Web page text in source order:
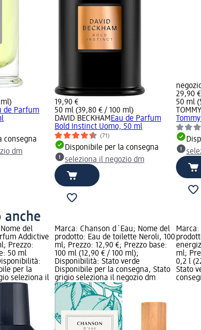
de Parfum
consegna
dm
19,90 €
50 ml (39,80 € / 100 ml)
DAVID BECKHAM Eau de Parfum
Bold Instinct Uomo, 50 ml
(71)
Disponibile per la consegna
seleziona il negozio dm
29,90 €
50 ml
anche
del
Addictive
Prezzo:
50 ml
per la
seleziona il
Marca: Chanson d´Eau; Nome del
prodotto: Eau de toilette Neroli, 100
ml; Prezzo: 12,90 €; Prezzo base:
100 ml (12,90 € / 100 ml);
Disponibilità: Stato verde
Disponibile per la consegna, Stato
grigio seleziona il negozio dm
Marca:
ml;
0,2 l
Stato